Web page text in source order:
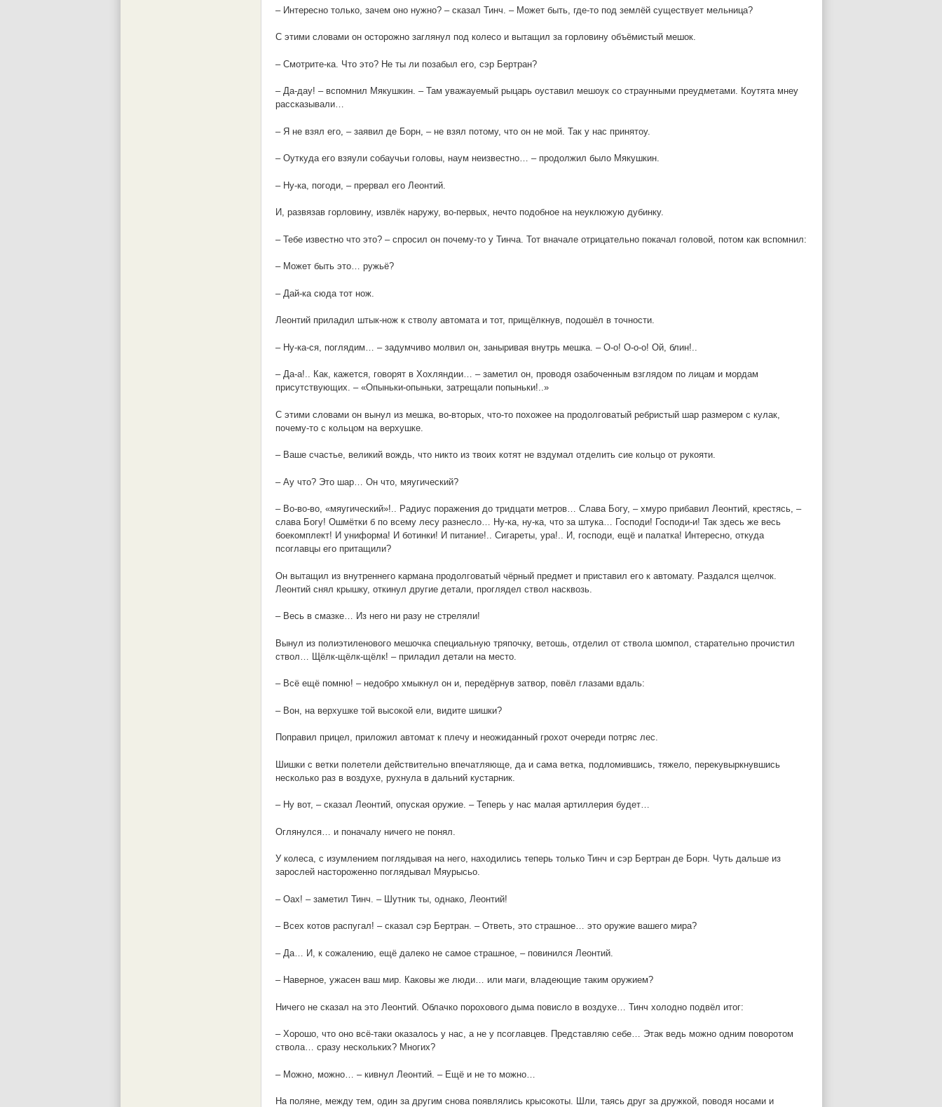
– Интересно только, зачем оно нужно? – сказал Тинч. – Может быть, где-то под землёй существует мельница?
С этими словами он осторожно заглянул под колесо и вытащил за горловину объёмистый мешок.
– Смотрите-ка. Что это? Не ты ли позабыл его, сэр Бертран?
– Да-дау! – вспомнил Мякушкин. – Там уважауемый рыцарь оуставил мешоук со страунными преудметами. Коутята мнеу
рассказывали…
– Я не взял его, – заявил де Борн, – не взял потому, что он не мой. Так у нас принятоу.
– Оуткуда его взяули собаучьи головы, наум неизвестно… – продолжил было Мякушкин.
– Ну-ка, погоди, – прервал его Леонтий.
И, развязав горловину, извлёк наружу, во-первых, нечто подобное на неуклюжую дубинку.
– Тебе известно что это? – спросил он почему-то у Тинча. Тот вначале отрицательно покачал головой, потом как вспомнил:
– Может быть это… ружьё?
– Дай-ка сюда тот нож.
Леонтий приладил штык-нож к стволу автомата и тот, прищёлкнув, подошёл в точности.
– Ну-ка-ся, поглядим… – задумчиво молвил он, заныривая внутрь мешка. – О-о! О-о-о! Ой, блин!..
– Да-а!.. Как, кажется, говорят в Хохляндии… – заметил он, проводя озабоченным взглядом по лицам и мордам
присутствующих. – «Опыньки-опыньки, затрещали попыньки!..»
С этими словами он вынул из мешка, во-вторых, что-то похожее на продолговатый ребристый шар размером с кулак,
почему-то с кольцом на верхушке.
– Ваше счастье, великий вождь, что никто из твоих котят не вздумал отделить сие кольцо от рукояти.
– Ау что? Это шар… Он что, мяугический?
– Во-во-во, «мяугический»!.. Радиус поражения до тридцати метров… Слава Богу, – хмуро прибавил Леонтий, крестясь, –
слава Богу! Ошмётки б по всему лесу разнесло… Ну-ка, ну-ка, что за штука… Господи! Господи-и! Так здесь же весь
боекомплект! И униформа! И ботинки! И питание!.. Сигареты, ура!.. И, господи, ещё и палатка! Интересно, откуда
псоглавцы его притащили?
Он вытащил из внутреннего кармана продолговатый чёрный предмет и приставил его к автомату. Раздался щелчок.
Леонтий снял крышку, откинул другие детали, проглядел ствол насквозь.
– Весь в смазке… Из него ни разу не стреляли!
Вынул из полиэтиленового мешочка специальную тряпочку, ветошь, отделил от ствола шомпол, старательно прочистил
ствол… Щёлк-щёлк-щёлк! – приладил детали на место.
– Всё ещё помню! – недобро хмыкнул он и, передёрнув затвор, повёл глазами вдаль:
– Вон, на верхушке той высокой ели, видите шишки?
Поправил прицел, приложил автомат к плечу и неожиданный грохот очереди потряс лес.
Шишки с ветки полетели действительно впечатляюще, да и сама ветка, подломившись, тяжело, перекувыркнувшись
несколько раз в воздухе, рухнула в дальний кустарник.
– Ну вот, – сказал Леонтий, опуская оружие. – Теперь у нас малая артиллерия будет…
Оглянулся… и поначалу ничего не понял.
У колеса, с изумлением поглядывая на него, находились теперь только Тинч и сэр Бертран де Борн. Чуть дальше из
зарослей настороженно поглядывал Мяурысьо.
– Оах! – заметил Тинч. – Шутник ты, однако, Леонтий!
– Всех котов распугал! – сказал сэр Бертран. – Ответь, это страшное… это оружие вашего мира?
– Да… И, к сожалению, ещё далеко не самое страшное, – повинился Леонтий.
– Наверное, ужасен ваш мир. Каковы же люди… или маги, владеющие таким оружием?
Ничего не сказал на это Леонтий. Облачко порохового дыма повисло в воздухе… Тинч холодно подвёл итог:
– Хорошо, что оно всё-таки оказалось у нас, а не у псоглавцев. Представляю себе… Этак ведь можно одним поворотом
ствола… сразу нескольких? Многих?
– Можно, можно… – кивнул Леонтий. – Ещё и не то можно…
На поляне, между тем, один за другим снова появлялись крысокоты. Шли, таясь друг за дружкой, поводя носами и